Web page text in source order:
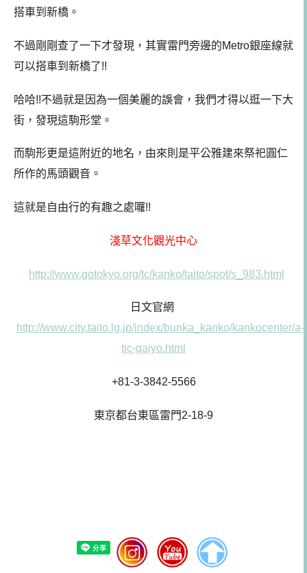
搭車到新橋。
不過剛剛查了一下才發現，其實雷門旁邊的Metro銀座線就
可以搭車到新橋了!!
哈哈!!不過就是因為一個美麗的誤會，我們才得以逛一下大
街，發現這駒形堂。
而駒形更是這附近的地名，由來則是平公雅建來祭祀圓仁
所作的馬頭觀音。
這就是自由行的有趣之處囉!!
淺草文化觀光中心
http://www.gotokyo.org/tc/kanko/taito/spot/s_983.html
日文官網
http://www.city.taito.lg.jp/index/bunka_kanko/kankocenter/a-
tic-gaiyo.html
+81-3-3842-5566
東京都台東區雷門2-18-9